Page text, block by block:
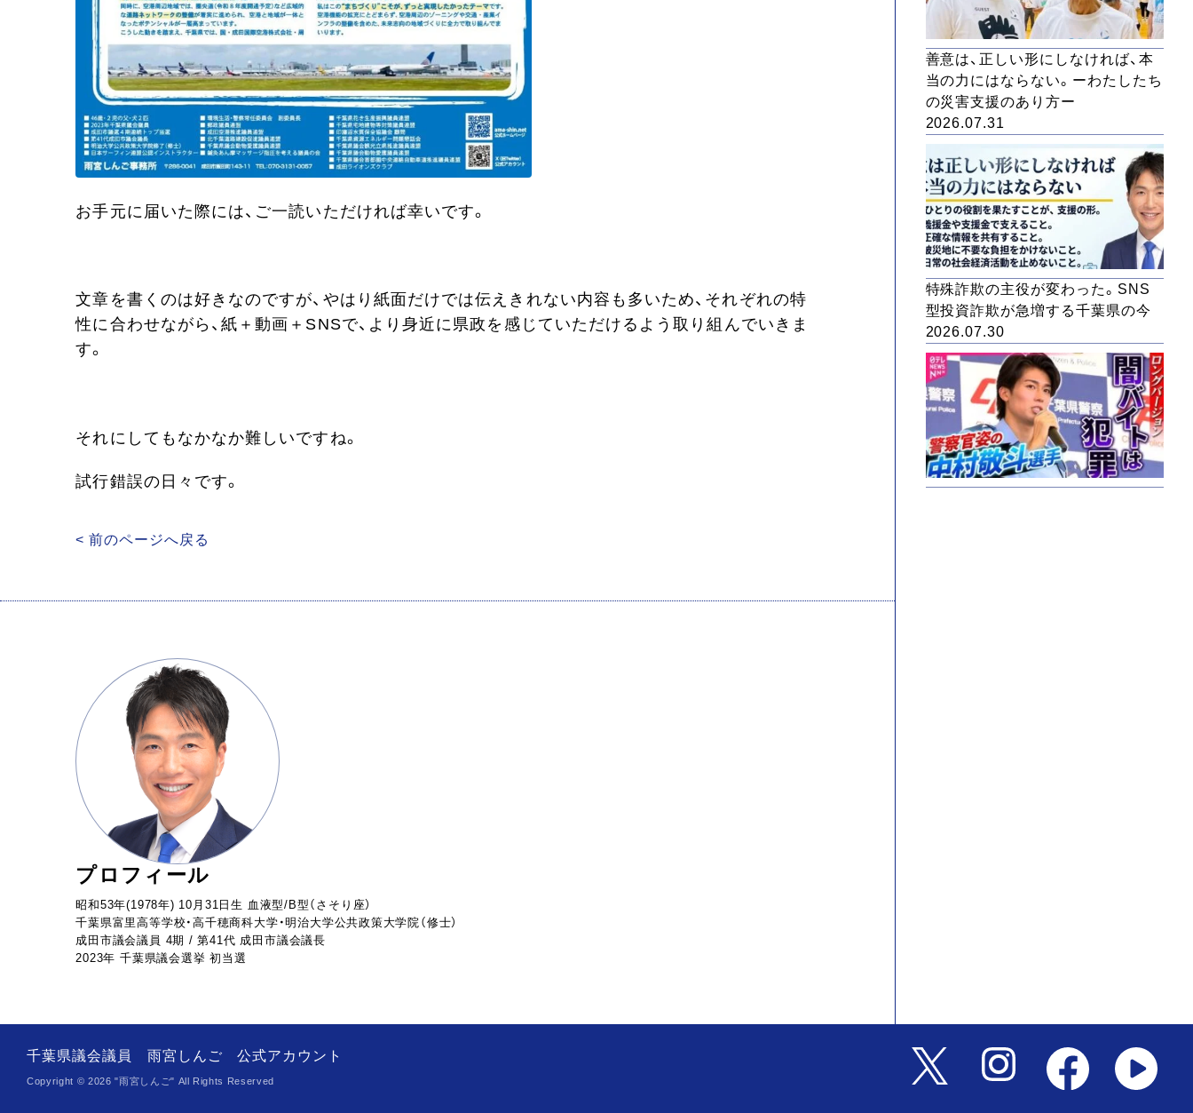
お手元に届いた際には、ご一読いただければ幸いです。
文章を書くのは好きなのですが、やはり紙面だけでは伝えきれない内容も多いため、それぞれの特
性に合わせながら、紙＋動画＋SNSで、より身近に県政を感じていただけるよう取り組んでいきま
す。
それにしてもなかなか難しいですね。
試行錯誤の日々です。
< 前のページへ戻る
プロフィール
昭和53年(1978年) 10月31日生 血液型/B型（さそり座）
千葉県富里高等学校・高千穂商科大学・明治大学公共政策大学院（修士）
成田市議会議員 4期 / 第41代 成田市議会議長
2023年 千葉県議会選挙 初当選
善意は、正しい形にしなければ、本
当の力にはならない。ーわたしたち
の災害支援のあり方ー
2026.07.31
特殊詐欺の主役が変わった。SNS
型投資詐欺が急増する千葉県の今
2026.07.30
千葉県議会議員 雨宮しんご 公式アカウント
Copyright © 2026 "雨宮しんご" All Rights Reserved